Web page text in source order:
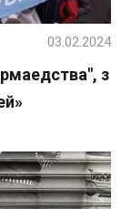
з
03.02.2024